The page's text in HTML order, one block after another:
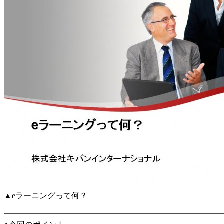
▲eラーニングって何？